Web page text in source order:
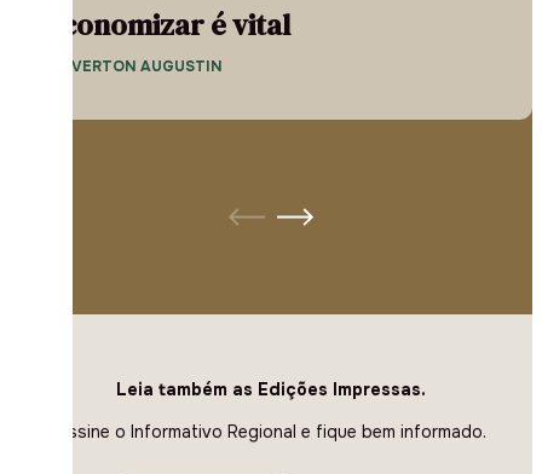
Economizar é vital
— EVERTON AUGUSTIN
Leia também as Edições Impressas.
Assine o Informativo Regional e fique bem informado.